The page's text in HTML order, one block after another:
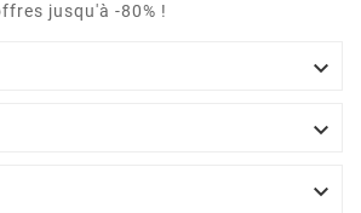
jusqu'à -80% !


